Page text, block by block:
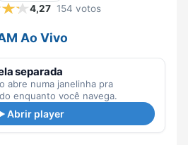
4,27 154 votos
Ao Vivo
separada
abre numa janelinha pra
enquanto você navega.
Abrir player